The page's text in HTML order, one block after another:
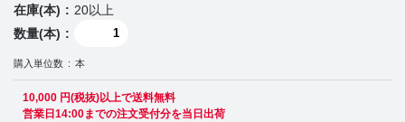
在庫(本)
20以上
数量(本)
購入単位数 本
10,000 円(税抜)以上で送料無料
営業日14:00までの注文受付分を当日出荷